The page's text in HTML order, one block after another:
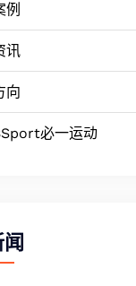
例
讯
向
必一运动